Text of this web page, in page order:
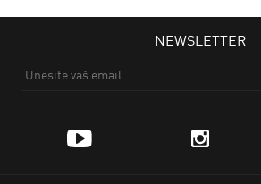
NEWSLETTER